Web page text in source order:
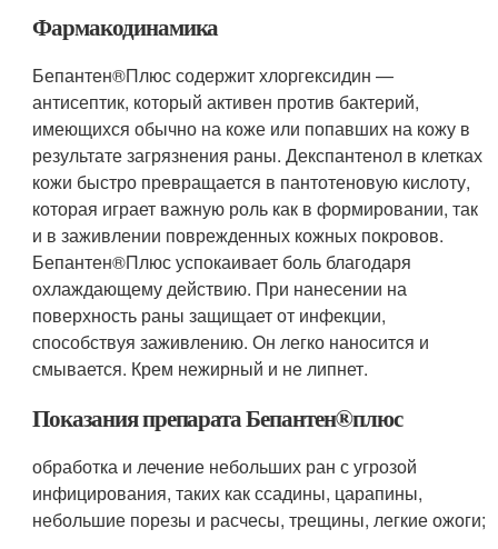
Фармакодинамика
Бепантен®Плюс содержит хлоргексидин —
антисептик, который активен против бактерий,
имеющихся обычно на коже или попавших на кожу в
результате загрязнения раны. Декспантенол в клетках
кожи быстро превращается в пантотеновую кислоту,
которая играет важную роль как в формировании, так
и в заживлении поврежденных кожных покровов.
Бепантен®Плюс успокаивает боль благодаря
охлаждающему действию. При нанесении на
поверхность раны защищает от инфекции,
способствуя заживлению. Он легко наносится и
смывается. Крем нежирный и не липнет.
Показания препарата Бепантен®плюс
обработка и лечение небольших ран с угрозой
инфицирования, таких как ссадины, царапины,
небольшие порезы и расчесы, трещины, легкие ожоги;